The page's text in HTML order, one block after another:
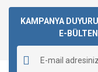
KAMPANYA
E-